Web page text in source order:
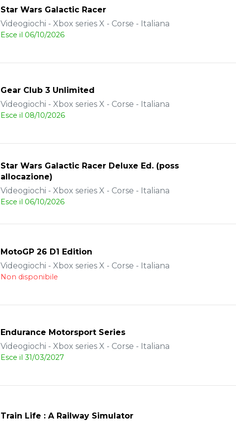
Star Wars Galactic Racer
Videogiochi - Xbox series X - Corse - Italiana
Esce il 06/10/2026
Gear Club 3 Unlimited
Videogiochi - Xbox series X - Corse - Italiana
Esce il 08/10/2026
Star Wars Galactic Racer Deluxe Ed. (poss
allocazione)
Videogiochi - Xbox series X - Corse - Italiana
Esce il 06/10/2026
MotoGP 26 D1 Edition
Videogiochi - Xbox series X - Corse - Italiana
Non disponibile
Endurance Motorsport Series
Videogiochi - Xbox series X - Corse - Italiana
Esce il 31/03/2027
Train Life : A Railway Simulator